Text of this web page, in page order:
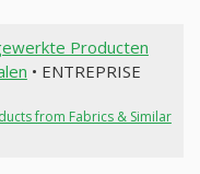
Producten
• ENTREPRISE
from Fabrics & Similar